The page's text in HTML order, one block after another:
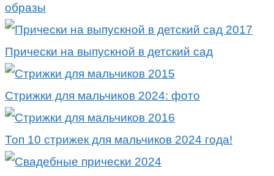
образы
Прически на выпускной в детский сад
Стрижки для мальчиков 2024: фото
Топ 10 стрижек для мальчиков 2024 года!